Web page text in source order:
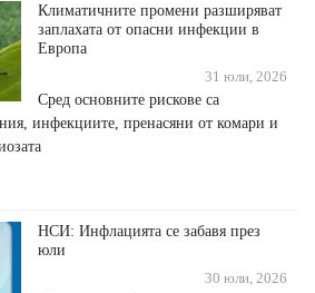
Климатичните промени разширяват
заплахата от опасни инфекции в
Европа
31 юли, 2026
Сред основните рискове са
инфекциите, пренасяни от комари и
НСИ: Инфлацията се забавя през
юли
30 юли, 2026